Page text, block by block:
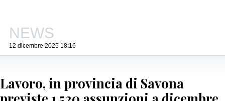
NEWS
12 dicembre 2025 18:16
Lavoro, in provincia di Savona